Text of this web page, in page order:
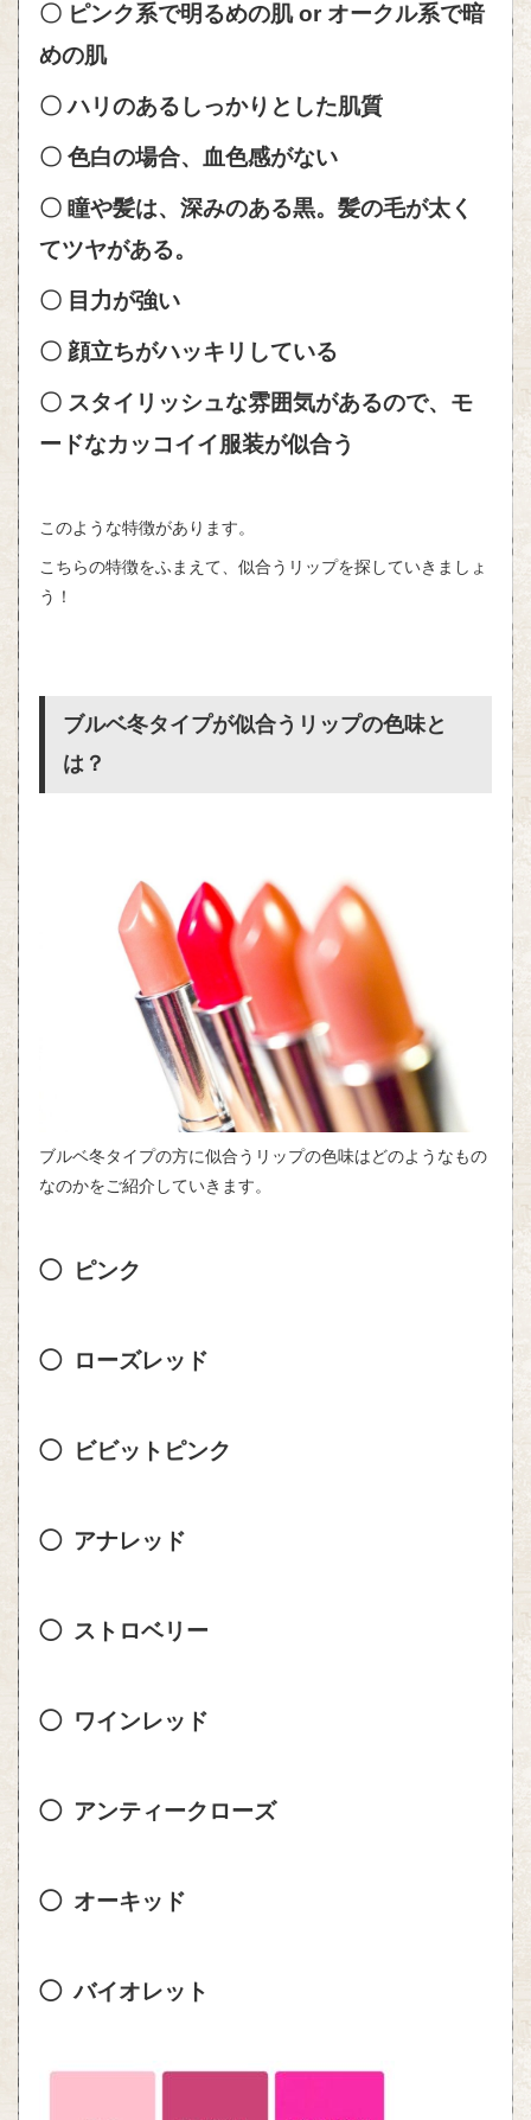
〇 ピンク系で明るめの肌 or オークル系で暗
めの肌
〇 ハリのあるしっかりとした肌質
〇 色白の場合、血色感がない
〇 瞳や髪は、深みのある黒。髪の毛が太く
てツヤがある。
〇 目力が強い
〇 顔立ちがハッキリしている
〇 スタイリッシュな雰囲気があるので、モ
ードなカッコイイ服装が似合う
このような特徴があります。
こちらの特徴をふまえて、似合うリップを探していきましょ
う！
ブルベ冬タイプが似合うリップの色味と
は？
ブルベ冬タイプの方に似合うリップの色味はどのようなもの
なのかをご紹介していきます。
◯ ピンク
◯ ローズレッド
◯ ビビットピンク
◯ アナレッド
◯ ストロベリー
◯ ワインレッド
◯ アンティークローズ
◯ オーキッド
◯ バイオレット